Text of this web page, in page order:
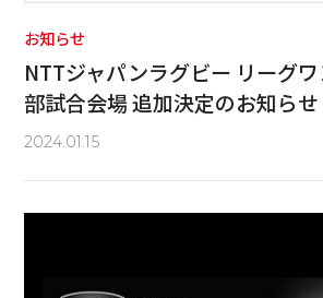
お知らせ
NTTジャパンラグビー リーグ
部試合会場 追加決定のお知らせ
2024.01.15